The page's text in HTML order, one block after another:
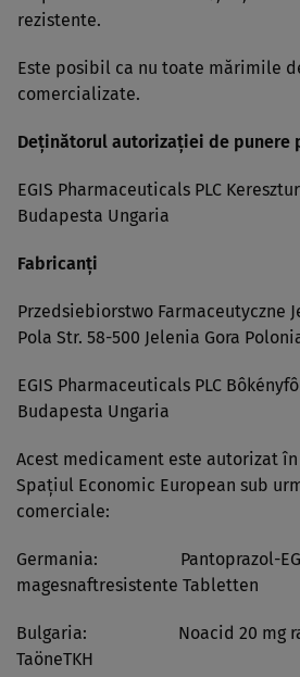
rezistente.
Este posibil ca nu toate mărimile
comercializate.
Deţinătorul autorizaţiei de punere
EGIS Pharmaceuticals PLC
Budapesta Ungaria
Fabricanţi
Przedsiebiorstwo Farmaceutyczne
Pola Str. 58-500 Jelenia Gora
EGIS Pharmaceuticals PLC
Budapesta Ungaria
Acest medicament este autorizat
Spaţiul Economic European sub
comerciale:
Germania: Pantoprazol-
magesnaftresistente Tabletten
Bulgaria: Noacid 20 mg
TaöneTKH